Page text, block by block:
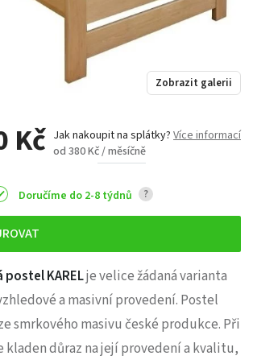
Kč Jak nakoupit na splátky? Více informací
od 380 Kč / měsíčně
Doručíme do 2-8 týdnů ?
Zobrazit galerii
postel KARELje velice žádaná varianta
a masivní provedení. Postel
smrkového masivu české produkce. Při
kladen důraz na její provedení a kvalitu,